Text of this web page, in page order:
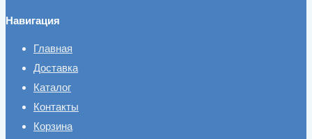
Навигация
Главная
Доставка
Каталог
Контакты
Корзина